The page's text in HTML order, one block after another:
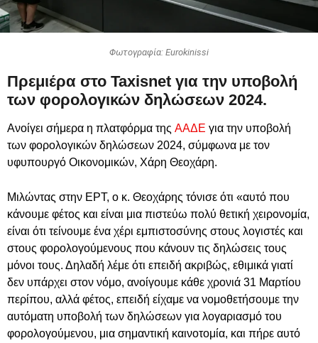
Φωτογραφία: Eurokinissi
Πρεμιέρα στο Taxisnet για την υποβολή
των φορολογικών δηλώσεων 2024.
Ανοίγει σήμερα η πλατφόρμα της ΑΑΔΕ για την υποβολή
των φορολογικών δηλώσεων 2024, σύμφωνα με τον
υφυπουργό Οικονομικών, Χάρη Θεοχάρη.
Μιλώντας στην ΕΡΤ, ο κ. Θεοχάρης τόνισε ότι «αυτό που
κάνουμε φέτος και είναι μια πιστεύω πολύ θετική χειρονομία,
είναι ότι τείνουμε ένα χέρι εμπιστοσύνης στους λογιστές και
στους φορολογούμενους που κάνουν τις δηλώσεις τους
μόνοι τους. Δηλαδή λέμε ότι επειδή ακριβώς, εθιμικά γιατί
δεν υπάρχει στον νόμο, ανοίγουμε κάθε χρονιά 31 Μαρτίου
περίπου, αλλά φέτος, επειδή είχαμε να νομοθετήσουμε την
αυτόματη υποβολή των δηλώσεων για λογαριασμό του
φορολογούμενου, μια σημαντική καινοτομία, και πήρε αυτό